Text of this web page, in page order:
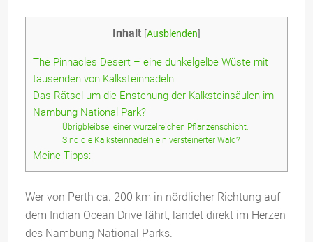
Inhalt [Ausblenden]
The Pinnacles Desert – eine dunkelgelbe Wüste mit
tausenden von Kalksteinnadeln
Das Rätsel um die Enstehung der Kalksteinsäulen im
Nambung National Park?
Übrigbleibsel einer wurzelreichen Pflanzenschicht:
Sind die Kalksteinnadeln ein versteinerter Wald?
Meine Tipps:
Wer von Perth ca. 200 km in nördlicher Richtung auf
dem Indian Ocean Drive fährt, landet direkt im Herzen
des Nambung National Parks.